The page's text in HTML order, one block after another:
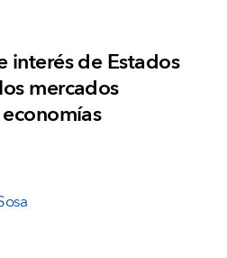
interés de Estados
mercados